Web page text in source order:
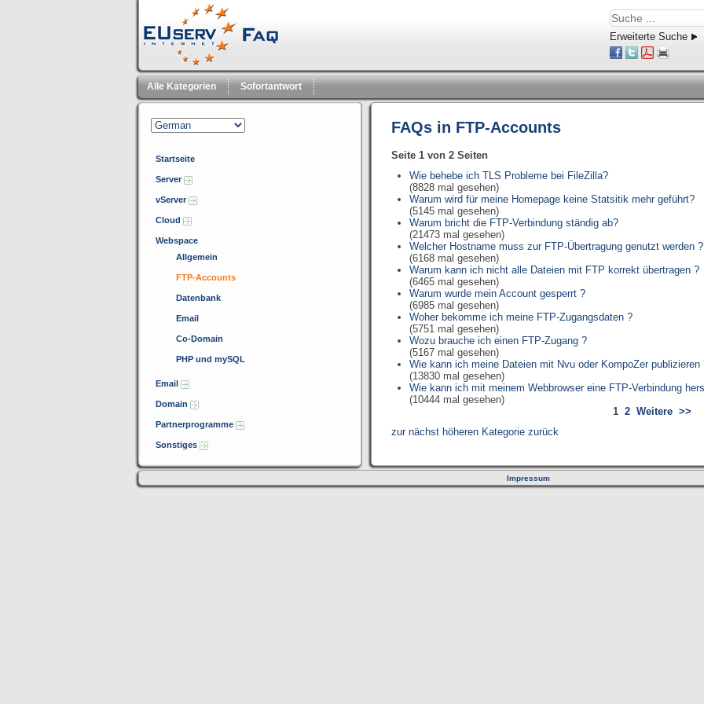
Erweiterte Suche
Alle Kategorien Sofortantwort
Startseite
Server
vServer
Cloud
Webspace
Allgemein
FTP-Accounts
Datenbank
Email
Co-Domain
PHP und mySQL
Email
Domain
Partnerprogramme
Sonstiges
FAQs in FTP-Accounts
Seite 1 von 2 Seiten
Wie behebe ich TLS Probleme bei FileZilla?
(8828 mal gesehen)
Warum wird für meine Homepage keine Statsitik mehr geführt?
(5145 mal gesehen)
Warum bricht die FTP-Verbindung ständig ab?
(21473 mal gesehen)
Welcher Hostname muss zur FTP-Übertragung genutzt werden ?
(6168 mal gesehen)
Warum kann ich nicht alle Dateien mit FTP korrekt übertragen ?
(6465 mal gesehen)
Warum wurde mein Account gesperrt ?
(6985 mal gesehen)
Woher bekomme ich meine FTP-Zugangsdaten ?
(5751 mal gesehen)
Wozu brauche ich einen FTP-Zugang ?
(5167 mal gesehen)
Wie kann ich meine Dateien mit Nvu oder KompoZer publizieren
(13830 mal gesehen)
Wie kann ich mit meinem Webbrowser eine FTP-Verbindung
(10444 mal gesehen)
1 2 Weitere >>
zur nächst höheren Kategorie zurück
Impressum